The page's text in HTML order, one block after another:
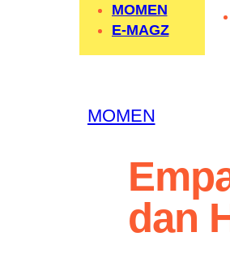
MOMEN
E-MAGZ
MOMEN
dan